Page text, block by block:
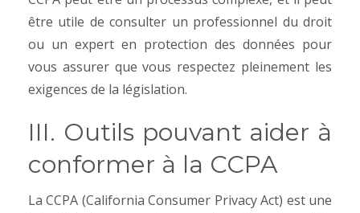
être utile de consulter un professionnel du droit
ou un expert en protection des données pour
vous assurer que vous respectez pleinement les
exigences de la législation.
III. Outils pouvant aider à
conformer à la CCPA
La CCPA (California Consumer Privacy Act) est une